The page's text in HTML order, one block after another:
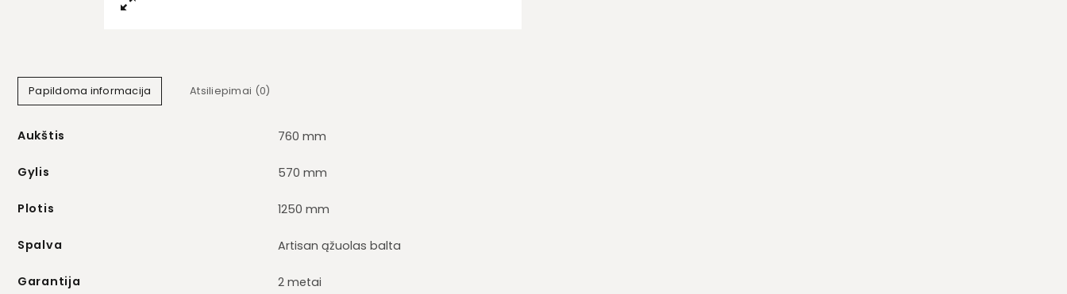
Papildoma informacija Atsiliepimai (0)
Aukštis 760 mm
Gylis 570 mm
Plotis 1250 mm
Spalva Artisan ąžuolas balta
Garantija 2 metai